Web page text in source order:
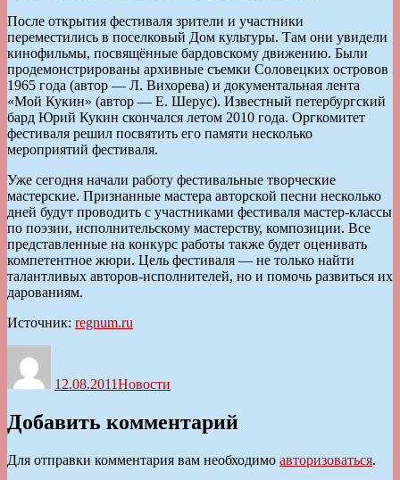
После открытия фестиваля зрители и участники
переместились в поселковый Дом культуры. Там они увидели
кинофильмы, посвящённые бардовскому движению. Были
продемонстрированы архивные съемки Соловецких островов
1965 года (автор — Л. Вихорева) и документальная лента
«Мой Кукин» (автор — Е. Шерус). Известный петербургский
бард Юрий Кукин скончался летом 2010 года. Оргкомитет
фестиваля решил посвятить его памяти несколько
мероприятий фестиваля.
Уже сегодня начали работу фестивальные творческие
мастерские. Признанные мастера авторской песни несколько
дней будут проводить с участниками фестиваля мастер-классы
по поэзии, исполнительскому мастерству, композиции. Все
представленные на конкурс работы также будет оценивать
компетентное жюри. Цель фестиваля — не только найти
талантливых авторов-исполнителей, но и помочь развиться их
дарованиям.
Источник: regnum.ru
12.08.2011Новости
Добавить комментарий
Для отправки комментария вам необходимо авторизоваться.